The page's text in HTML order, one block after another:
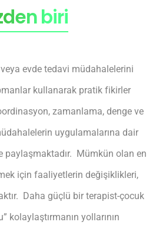
biri
evde tedavi müdahalelerini
kullanarak pratik fikirler
zamanlama, denge ve
uygulamalarına dair
paylaşmaktadır. Mümkün olan en
için faaliyetlerin değişiklikleri,
Daha güçlü bir terapist-çocuk
kolaylaştırmanın yollarının